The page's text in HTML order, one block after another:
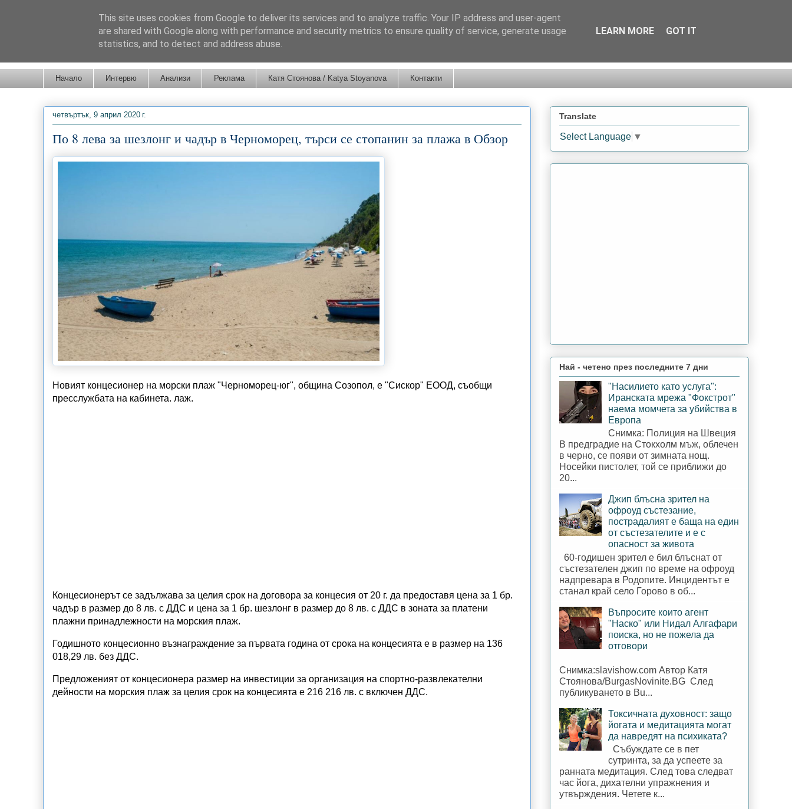
Начало Интервю Анализи Реклама Катя Стоянова / Katya Stoyanova Контакти
четвъртък, 9 април 2020 г.
По 8 лева за шезлонг и чадър в Черноморец, търси се стопанин за плажа в Обзор
Новият концесионер на морски плаж "Черноморец-юг", община Созопол, е "Сискор" ЕООД, съобщи
пресслужбата на кабинета. лаж.
Концесионерът се задължава за целия срок на договора за концесия от 20 г. да предоставя цена за 1 бр.
чадър в размер до 8 лв. с ДДС и цена за 1 бр. шезлонг в размер до 8 лв. с ДДС в зоната за платени
плажни принадлежности на морския плаж.
Годишното концесионно възнаграждение за първата година от срока на концесията е в размер на 136
018,29 лв. без ДДС.
Предложеният от концесионера размер на инвестиции за организация на спортно-развлекателни
дейности на морския плаж за целия срок на концесията е 216 216 лв. с включен ДДС.
Translate
Select Language ▼
Най - четено през последните 7 дни
"Насилието като услуга":
Иранската мрежа "Фокстрот"
наема момчета за убийства в
Европа
Снимка: Полиция на Швеция
В предградие на Стокхолм мъж, облечен
в черно, се появи от зимната нощ.
Носейки пистолет, той се приближи до
20...
Джип блъсна зрител на
офроуд състезание,
пострадалият е баща на един
от състезателите и е с
опасност за живота
60-годишен зрител е бил блъснат от
състезателен джип по време на офроуд
надпревара в Родопите. Инцидентът е
станал край село Горово в об...
Въпросите които агент
"Наско" или Нидал Алгафари
поиска, но не пожела да
отговори
Снимка:slavishow.com Автор Катя
Стоянова/BurgasNovinite.BG След
публикуването в Bu...
Токсичната духовност: защо
йогата и медитацията могат
да навредят на психиката?
Събуждате се в пет
сутринта, за да успеете за
ранната медитация. След това следват
час йога, дихателни упражнения и
утвърждения. Четете к...
This site uses cookies from Google to deliver its services and to analyze traffic. Your IP address and user-agent
are shared with Google along with performance and security metrics to ensure quality of service, generate usage
statistics, and to detect and address abuse.
LEARN MORE GOT IT